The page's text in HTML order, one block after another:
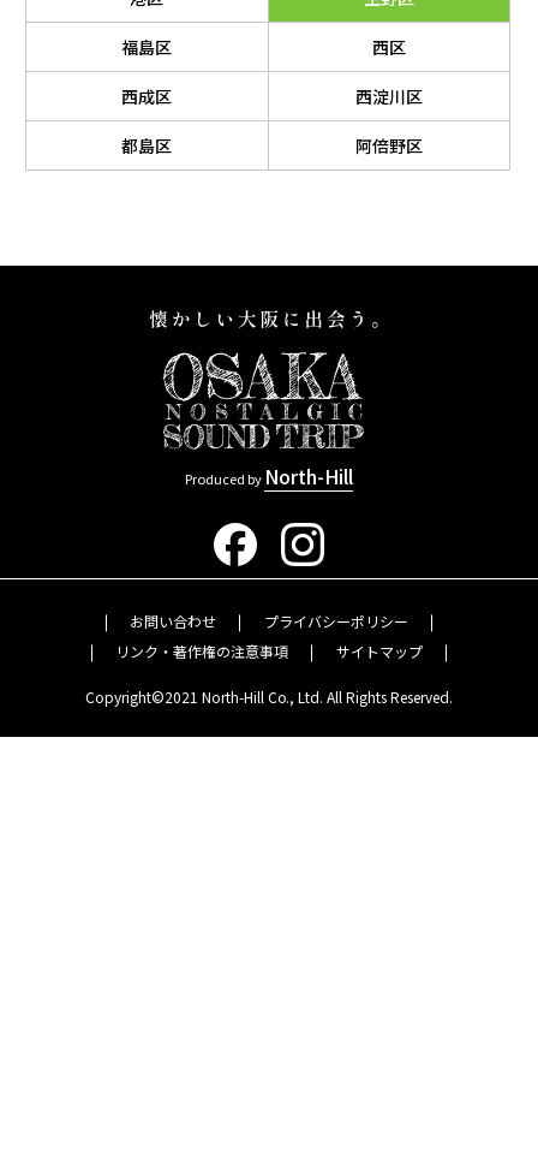
福島区 西区
西成区 西淀川区
都島区 阿倍野区
Produced by North-Hill
お問い合わせ
プライバシーポリシー
リンク・著作権の注意事項
サイトマップ
Copyright©2021 North-Hill Co., Ltd. All Rights Reserved.